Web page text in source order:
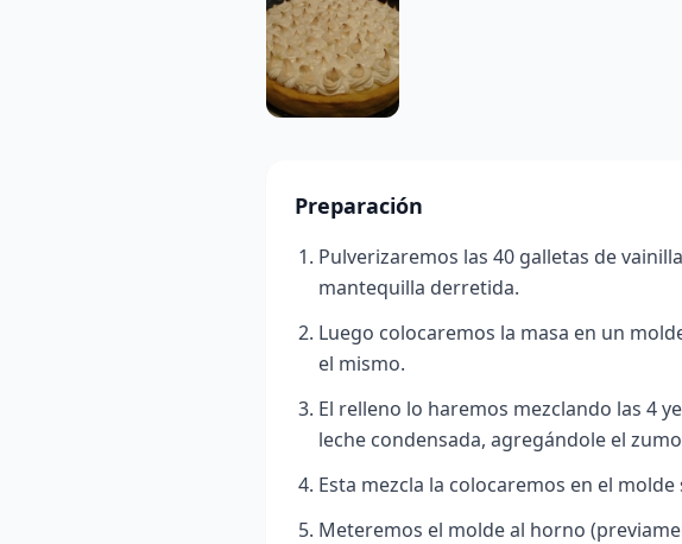
Preparación
Pulverizaremos las 40 galletas de
mantequilla derretida.
Luego colocaremos la masa en un
el mismo.
El relleno lo haremos mezclando las 4
leche condensada, agregándole el
Esta mezcla la colocaremos en el
Meteremos el molde al horno